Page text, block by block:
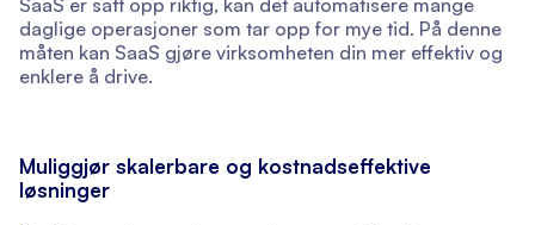
SaaS er satt opp riktig, kan det automatisere mange
daglige operasjoner som tar opp for mye tid. På denne
måten kan SaaS gjøre virksomheten din mer effektiv og
enklere å drive.
Muliggjør skalerbare og kostnadseffektive
løsninger